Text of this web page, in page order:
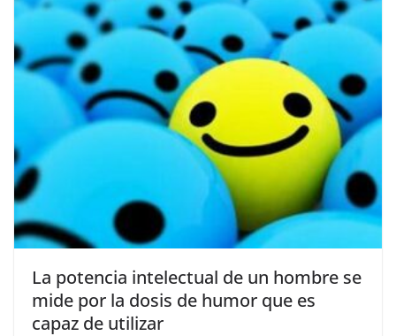
La potencia intelectual de un hombre se
mide por la dosis de humor que es
capaz de utilizar